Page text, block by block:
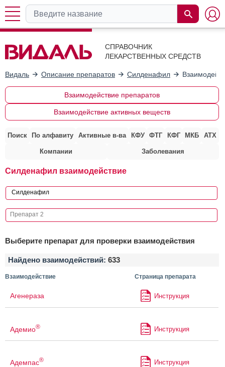
СПРАВОЧНИК
ЛЕКАРСТВЕННЫХ СРЕДСТВ
Видаль Описание препаратов Силденафил
Взаимодействие препаратов
Взаимодействие активных веществ
Поиск По алфавиту Активные в-ва КФУ ФТГ КФГ МКБ АТХ
Компании Заболевания
Силденафил взаимодействие
Выберите препарат для проверки взаимодействия
Найдено взаимодействий: 633
Взаимодействие Страница препарата
Агенераза Инструкция
Адемио® Инструкция
Адемпас® Инструкция